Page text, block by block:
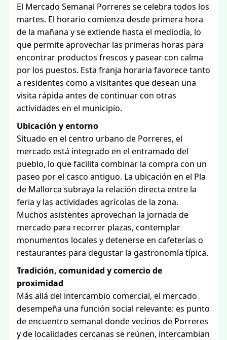
El Mercado Semanal Porreres se celebra todos los
martes. El horario comienza desde primera hora
de la mañana y se extiende hasta el mediodía, lo
que permite aprovechar las primeras horas para
encontrar productos frescos y pasear con calma
por los puestos. Esta franja horaria favorece tanto
a residentes como a visitantes que desean una
visita rápida antes de continuar con otras
actividades en el municipio.
Ubicación y entorno
Situado en el centro urbano de Porreres, el
mercado está integrado en el entramado del
pueblo, lo que facilita combinar la compra con un
paseo por el casco antiguo. La ubicación en el Pla
de Mallorca subraya la relación directa entre la
feria y las actividades agrícolas de la zona.
Muchos asistentes aprovechan la jornada de
mercado para recorrer plazas, contemplar
monumentos locales y detenerse en cafeterías o
restaurantes para degustar la gastronomía típica.
Tradición, comunidad y comercio de
proximidad
Más allá del intercambio comercial, el mercado
desempeña una función social relevante: es punto
de encuentro semanal donde vecinos de Porreres
y de localidades cercanas se reúnen, intercambian